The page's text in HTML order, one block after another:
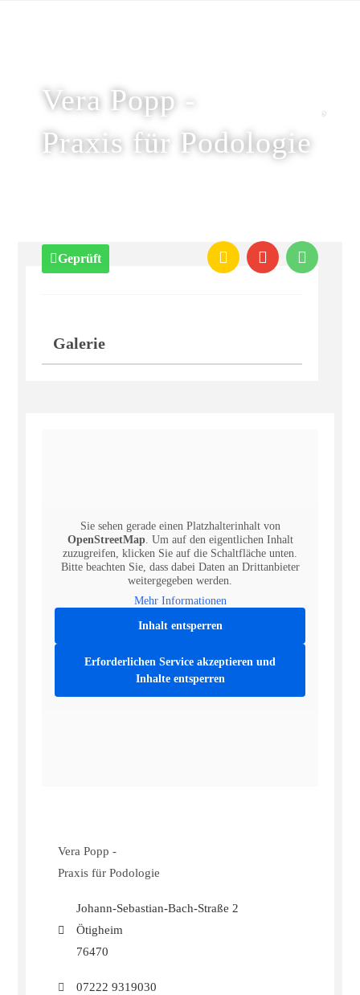
Vera Popp -
Praxis für Podologie
Geprüft
Galerie
Sie sehen gerade einen Platzhalterinhalt von
OpenStreetMap. Um auf den eigentlichen Inhalt
zuzugreifen, klicken Sie auf die Schaltfläche unten.
Bitte beachten Sie, dass dabei Daten an Drittanbieter
weitergegeben werden.
Mehr Informationen
Inhalt entsperren
Erforderlichen Service akzeptieren und
Inhalte entsperren
Vera Popp -
Praxis für Podologie
Johann-Sebastian-Bach-Straße 2
Ötigheim
76470
07222 9319030